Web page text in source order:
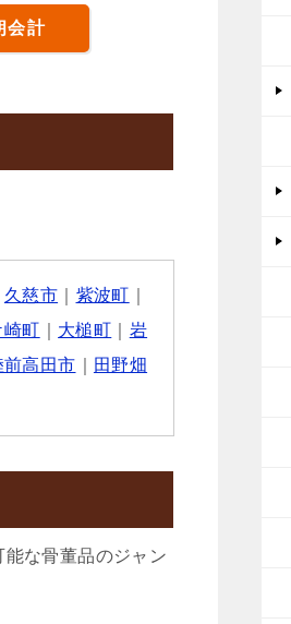
会計
久慈市 紫波町
崎町 大槌町
岩
前高田市
田野畑
な骨董品のジャン